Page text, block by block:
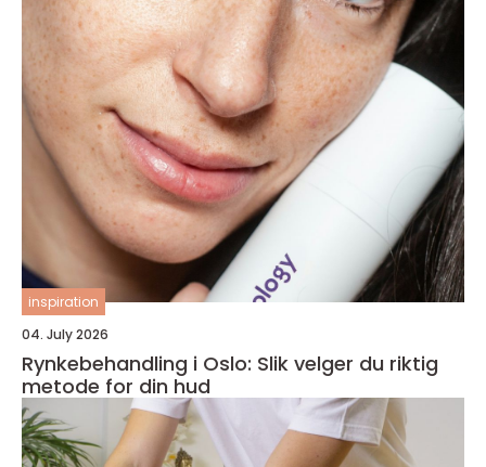
inspiration
04. July 2026
Rynkebehandling i Oslo: Slik velger du riktig
metode for din hud